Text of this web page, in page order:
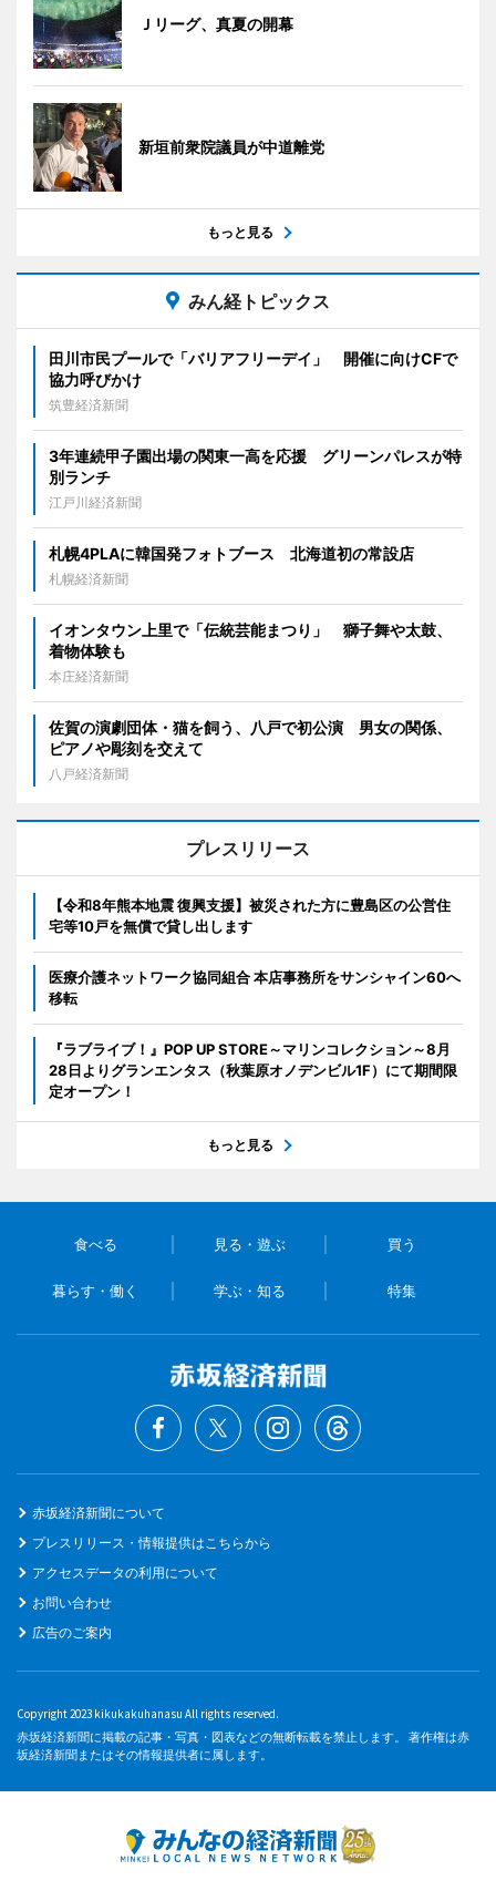
Ｊリーグ、真夏の開幕
新垣前衆院議員が中道離党
もっと見る
みん経トピックス
田川市民プールで「バリアフリーデイ」 開催に向けCFで
協力呼びかけ
筑豊経済新聞
3年連続甲子園出場の関東一高を応援 グリーンパレスが特
別ランチ
江戸川経済新聞
札幌4PLAに韓国発フォトブース 北海道初の常設店
札幌経済新聞
イオンタウン上里で「伝統芸能まつり」 獅子舞や太鼓、
着物体験も
本庄経済新聞
佐賀の演劇団体・猫を飼う、八戸で初公演 男女の関係、
ピアノや彫刻を交えて
八戸経済新聞
プレスリリース
【令和8年熊本地震 復興支援】被災された方に豊島区の公営住
宅等10戸を無償で貸し出します
医療介護ネットワーク協同組合 本店事務所をサンシャイン60へ
移転
『ラブライブ！』POP UP STORE～マリンコレクション～8月
28日よりグランエンタス（秋葉原オノデンビル1F）にて期間限
定オープン！
もっと見る
食べる 見る・遊ぶ 買う
暮らす・働く 学ぶ・知る 特集
赤坂経済新聞について
プレスリリース・情報提供はこちらから
アクセスデータの利用について
お問い合わせ
広告のご案内
Copyright 2023 kikukakuhanasu All rights reserved.
赤坂経済新聞に掲載の記事・写真・図表などの無断転載を禁止します。 著作権は赤
坂経済新聞またはその情報提供者に属します。